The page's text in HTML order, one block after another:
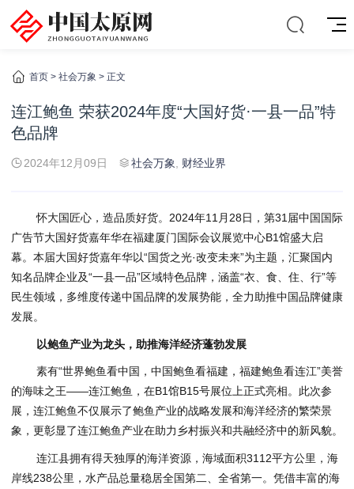
首页 > 社会万象 > 正文
连江鲍鱼 荣获2024年度“大国好货·一县一品”特
色品牌
2024年12月09日 社会万象 财经业界
怀大国匠心，造品质好货。2024年11月28日，第31届中国国际
广告节大国好货嘉年华在福建厦门国际会议展览中心B1馆盛大启
幕。本届大国好货嘉年华以“国货之光·改变未来”为主题，汇聚国内
知名品牌企业及“一县一品”区域特色品牌，涵盖“衣、食、住、行”等
民生领域，多维度传递中国品牌的发展势能，全力助推中国品牌健康
发展。
以鲍鱼产业为龙头，助推海洋经济蓬勃发展
素有“世界鲍鱼看中国，中国鲍鱼看福建，福建鲍鱼看连江”美誉
的海味之王——连江鲍鱼，在B1馆B15号展位上正式亮相。此次参
展，连江鲍鱼不仅展示了鲍鱼产业的战略发展和海洋经济的繁荣景
象，更彰显了连江鲍鱼产业在助力乡村振兴和共融经济中的新风貌。
连江县拥有得天独厚的海洋资源，海域面积3112平方公里，海
岸线238公里，水产品总量稳居全国第二、全省第一。凭借丰富的海